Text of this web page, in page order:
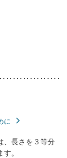
に
、長さを３等分
。